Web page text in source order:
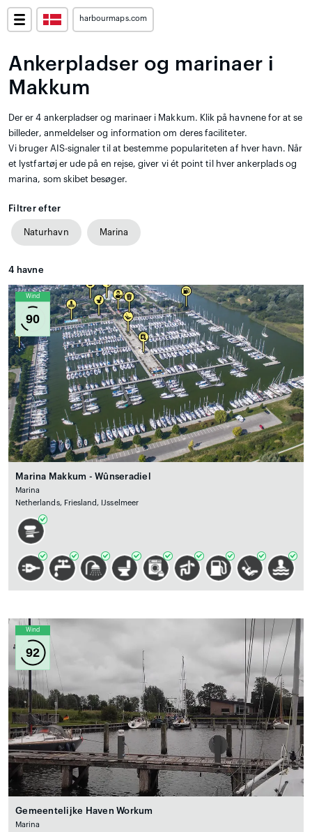
harbourmaps.com
Ankerpladser og marinaer i
Makkum
Der er 4 ankerpladser og marinaer i Makkum. Klik på havnene for at se
billeder, anmeldelser og information om deres faciliteter.
Vi bruger AIS-signaler til at bestemme populariteten af hver havn. Når
et lystfartøj er ude på en rejse, giver vi ét point til hver ankerplads og
marina, som skibet besøger.
Filtrer efter
Naturhavn Marina
4 havne
Wind
90
Marina Makkum - Wûnseradiel
Marina
Netherlands, Friesland, IJsselmeer
Wind
92
Gemeentelijke Haven Workum
Marina